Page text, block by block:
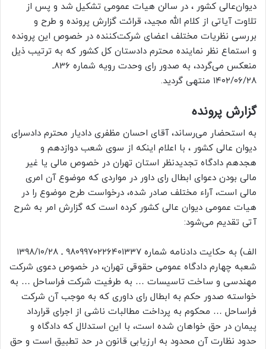
دیوان‌عالی‌ کشور ، در سالن هیات‌ عمومی تشکیل شد و پس از
تلاوت آیاتی از کلام الله مجید، قرائت گزارش ‌پرونده و طرح و
بررسی نظریات مختلف اعضای شرکت‌‌کننده در خصوص این پرونده
و استماع نظر نماینده محترم دادستان ‌کل‌ کشور که به ‌ترتیب‌ ذیل
منعکس ‌می‌گردد، به ‌صدور رای وحدت‌ رویه شماره 836ـ
۱۴۰۲/۰۶/۲۸ منتهی گردید.
گزارش پرونده
به استحضار می‌رساند، آقای احسان مظفری دادیار محترم دادسرای
دیوان عالی کشور ، با اعلام اینکه از سوی شعب دوازدهم و
هجدهم دادگاه تجدیدنظر استان تهران در خصوص مالی یا غیر
مالی بودن دعوای ابطال رای داور در مواردی که موضوع آن امری
مالی است، آراء مختلف صادر شده، درخواست طرح موضوع را در
هیات عمومی دیوان عالی کشور کرده است که گزارش امر به شرح
آتی تقدیم می‌شود:
الف) به حکایت دادنامه شماره ۹۸۰۹۹۷۰۲۲۶۴۰۱۳۳۷ ـ ۱۳۹۸/۱۰/۲۸
شعبه چهارم دادگاه عمومی حقوقی تهران، در خصوص دعوی شرکت
مهندسی و ساخت تاسیسات … به طرفیت شرکت فراساحل … به
خواسته صدور حکم به ابطال رای داوری که به موجب آن شرکت
فراساحل … محکوم به پرداخت مطالبات ناشی از اجرای قرارداد
پیمان در حق خواهان شده است، با این استدلال که دادگاه و
حدود نظارت آن محدود به ارزیابی قانون در حد تطبیق است و حق